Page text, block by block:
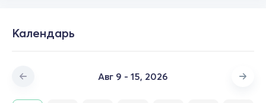
Календарь
Авг 9 - 15, 2026